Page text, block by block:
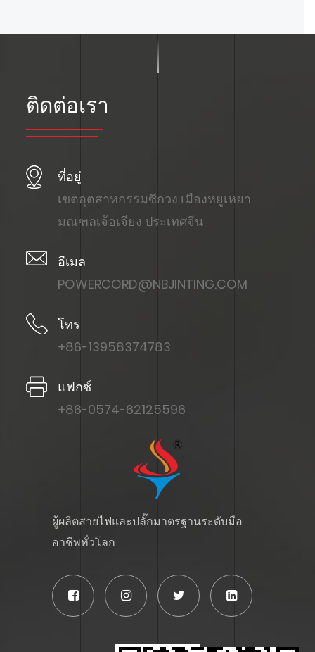
ติดต่อเรา
ที่อยู่
เขตอุตสาหกรรมซีกวง เมืองหยูเหยา
มณฑลเจ้อเจียง ประเทศจีน
อีเมล
POWERCORD@NBJINTING.COM
โทร
+86-13958374783
แฟกซ์
+86-0574-62125596
ผู้ผลิตสายไฟและปลั๊กมาตรฐานระดับมือ
อาชีพทั่วโลก